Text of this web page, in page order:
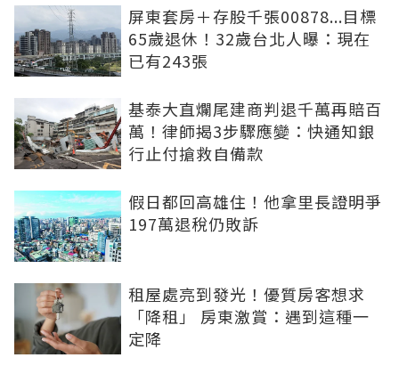
屏東套房＋存股千張00878...目標
65歲退休！32歲台北人曝：現在
已有243張
基泰大直爛尾建商判退千萬再賠百
萬！律師揭3步驟應變：快通知銀
行止付搶救自備款
假日都回高雄住！他拿里長證明爭
197萬退稅仍敗訴
租屋處亮到發光！優質房客想求
「降租」 房東激賞：遇到這種一
定降